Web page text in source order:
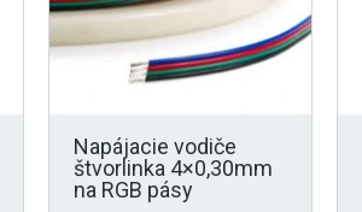
vybrať
na
stránke
Napájacie vodiče
štvorlinka 4×0,30mm
na RGB pásy